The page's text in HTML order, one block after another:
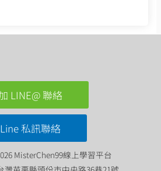
LINE@ 聯絡
Line 私訊聯絡
MisterChen99線上學習平台